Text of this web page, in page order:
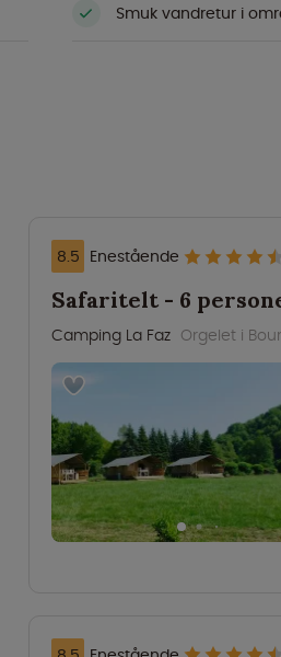
Smuk vandretur i
8.5 Enestående
Safaritelt - 6
Camping La Faz Orgelet i